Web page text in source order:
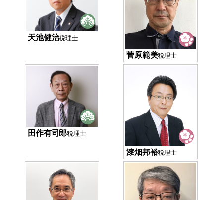
天池健治税理士
菅原範美税理士
田作有司郎税理士
漆畑邦裕税理士